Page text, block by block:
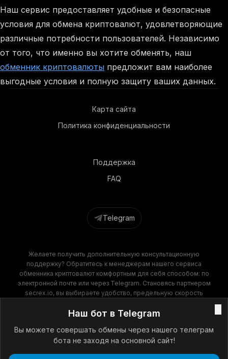
Наш сервис предоставляет удобные и безопасные
условия для обмена криптовалют, удовлетворяющие
различные потребности пользователей. Независимо
от того, что именно вы хотите обменять, наш
обменник криптовалюты предложит вам наиболее
выгодные условия и полную защиту ваших данных.
Карта сайта
Политика конфиденциальности
Поддержка
FAQ
Telegram
Желаете получить дополнительную консультационную
поддержку? Обратитесь к менеджерам нашего сервиса
обменника криптовалют комфортным для себя способом: по
электронной почте или через Telegram. Становясь партнером
secrex.io, вы выбираете удобство, предельную скорость
гарантирует высокое качество обслуживания на всех этапах
Наш бот в Telegram
Вы можете совершать обмены через нашего телеграм
бота не заходя на основной сайт!